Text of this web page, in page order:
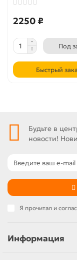
2250 ₽
Под
Быстрый
Будьте в
новости!
Я прочитал и
Информация